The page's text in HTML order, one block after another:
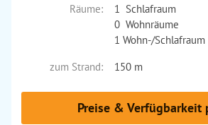
Räume:
1 Schlafraum
0 Wohnräume
1 Wohn-/Schlafraum
zum Strand:
150 m
Preise & Verfügbarkeit